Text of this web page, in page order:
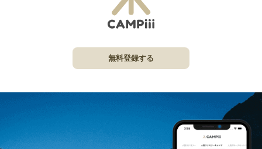
無料登録する